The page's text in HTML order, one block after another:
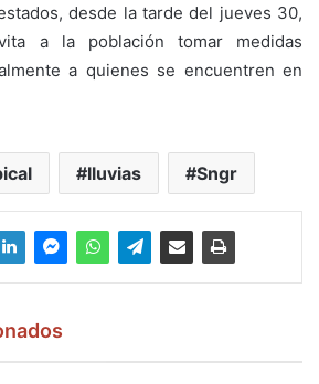
desde la tarde del jueves 30,
a la población tomar medidas
a quienes se encuentren en
lluvias Sngr